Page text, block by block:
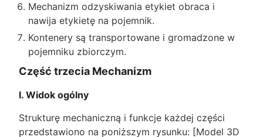
Mechanizm odzyskiwania etykiet obraca i
nawija etykietę na pojemnik.
Kontenery są transportowane i gromadzone w
pojemniku zbiorczym.
Część trzecia Mechanizm
I. Widok ogólny
Strukturę mechaniczną i funkcje każdej części
przedstawiono na poniższym rysunku: [Model 3D